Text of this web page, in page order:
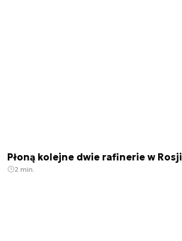
Płoną kolejne dwie rafinerie w Rosji
2 min.